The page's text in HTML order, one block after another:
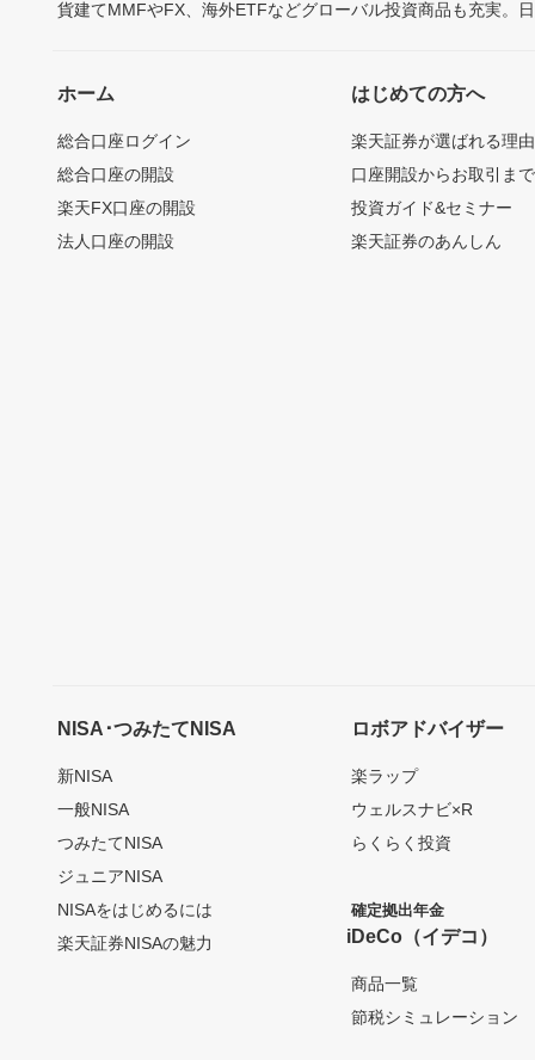
貨建てMMFやFX、海外ETFなどグローバル投資商品も充実。
ホーム
総合口座ログイン
総合口座の開設
楽天FX口座の開設
法人口座の開設
はじめての方へ
楽天証券が選ばれる理由
口座開設からお取引ま
投資ガイド&セミナー
楽天証券のあんしん
NISA･つみたてNISA
新NISA
一般NISA
つみたてNISA
ジュニアNISA
NISAをはじめるには
楽天証券NISAの魅力
ロボアドバイザー
楽ラップ
ウェルスナビ×R
らくらく投資
確定拠出年金
iDeCo（イデコ）
商品一覧
節税シミュレーション